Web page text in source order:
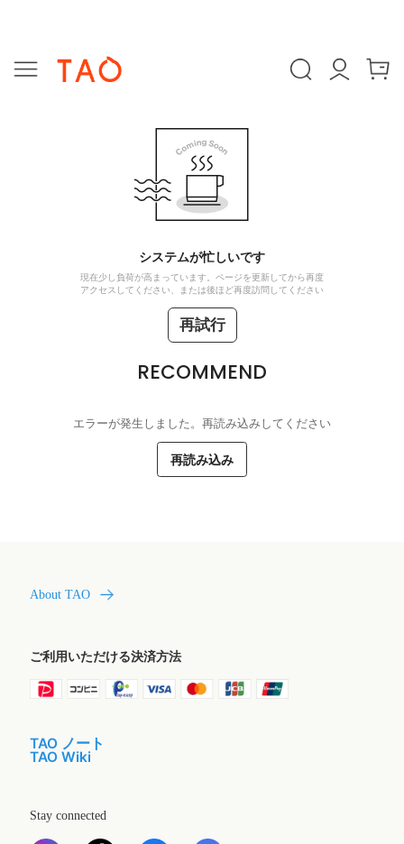
システムが忙しいです
現在少し負荷が高まっています。ページを更新してから再度
アクセスしてください、または後ほど再度訪問してください
再試行
RECOMMEND
エラーが発生しました。再読み込みしてください
再読み込み
About TAO
ご利用いただける決済方法
TAO ノート
TAO Wiki
Stay connected